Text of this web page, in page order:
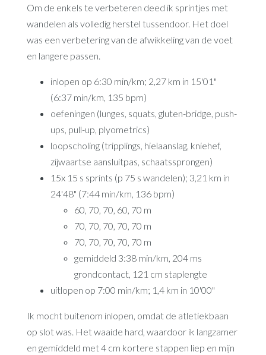
Om de enkels te verbeteren deed ik sprintjes met
wandelen als volledig herstel tussendoor. Het doel
was een verbetering van de afwikkeling van de voet
en langere passen.
inlopen op 6:30 min/km; 2,27 km in 15'01"
(6:37 min/km, 135 bpm)
oefeningen (lunges, squats, gluten-bridge, push-
ups, pull-up, plyometrics)
loopscholing (tripplings, hielaanslag, kniehef,
zijwaartse aansluitpas, schaatssprongen)
15x 15 s sprints (p 75 s wandelen); 3,21 km in
24'48" (7:44 min/km, 136 bpm)
60, 70, 70, 60, 70 m
70, 70, 70, 70, 70 m
70, 70, 70, 70, 70 m
gemiddeld 3:38 min/km, 204 ms
grondcontact, 121 cm staplengte
uitlopen op 7:00 min/km; 1,4 km in 10'00"
Ik mocht buitenom inlopen, omdat de atletiekbaan
op slot was. Het waaide hard, waardoor ik langzamer
en gemiddeld met 4 cm kortere stappen liep en mijn